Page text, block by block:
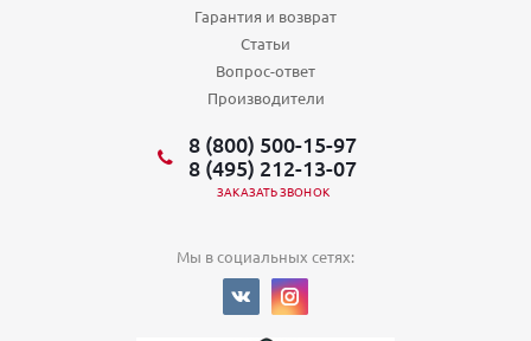
Гарантия и возврат
Статьи
Вопрос-ответ
Производители
8 (800) 500-15-97
8 (495) 212-13-07
ЗАКАЗАТЬ ЗВОНОК
Мы в социальных сетях: